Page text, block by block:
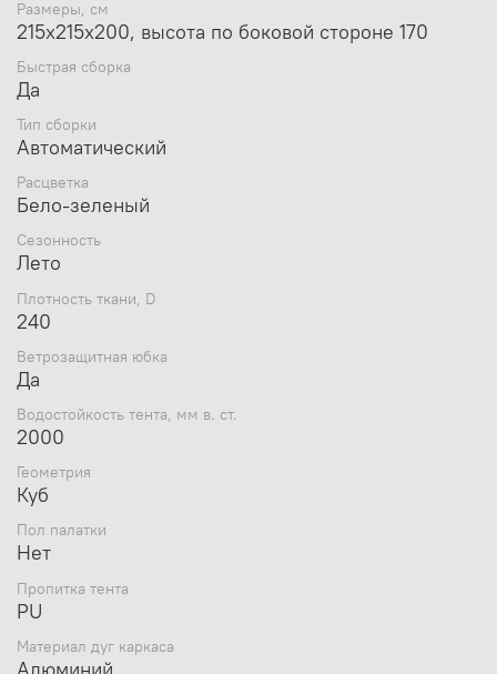
достижение нужной для парения температуры,
а также длительное удержание тепла и пара
Тент выполнен однослойным и имеет
полиуретановое покрытие высокой степени
просушить перед транспортировкой
Увеличенные габариты БАНИ Премиум
компании из 2-5 человек и позволяют с большим
комфортом разместить внутри каменку, ёмкости
с водой, кемпинговую мебель, веники и другое
условиях
безопасную, без использования печи, регуляцию
температурного режима посредством клапана для
камней водой
На многодневных выездах на рыбалку, охоту,
экспедиционной командировке походная баня
пыль и пот, обеспечить личную гигиену.
современного укрытия «Пингвин» Баня Премиум
охотах и времени, проведённом на природе
Размеры, см
215х215х200, высота по боковой стороне 170
Быстрая сборка
Да
Тип сборки
Автоматический
Расцветка
Бело-зеленый
Сезонность
Лето
Плотность ткани, D
240
Ветрозащитная юбка
Да
Водостойкость тента, мм в. ст.
2000
Геометрия
Куб
Пол палатки
Нет
Пропитка тента
PU
Материал дуг каркаса
Алюминий